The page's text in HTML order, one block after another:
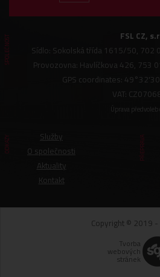
SPOLEČNOST
FSL CZ,
Sídlo: Sokolská třída 1615/50, 702
Provozovna: Havlíčkova 426, 753 01
GPS coordinates:
VAT:
Úprava předvoleb
ODKAZY
Služby
O společnosti
Aktuality
Kontakt
PŘEPRAVA
Copyright © 2019
Tvorba
webových
stránek